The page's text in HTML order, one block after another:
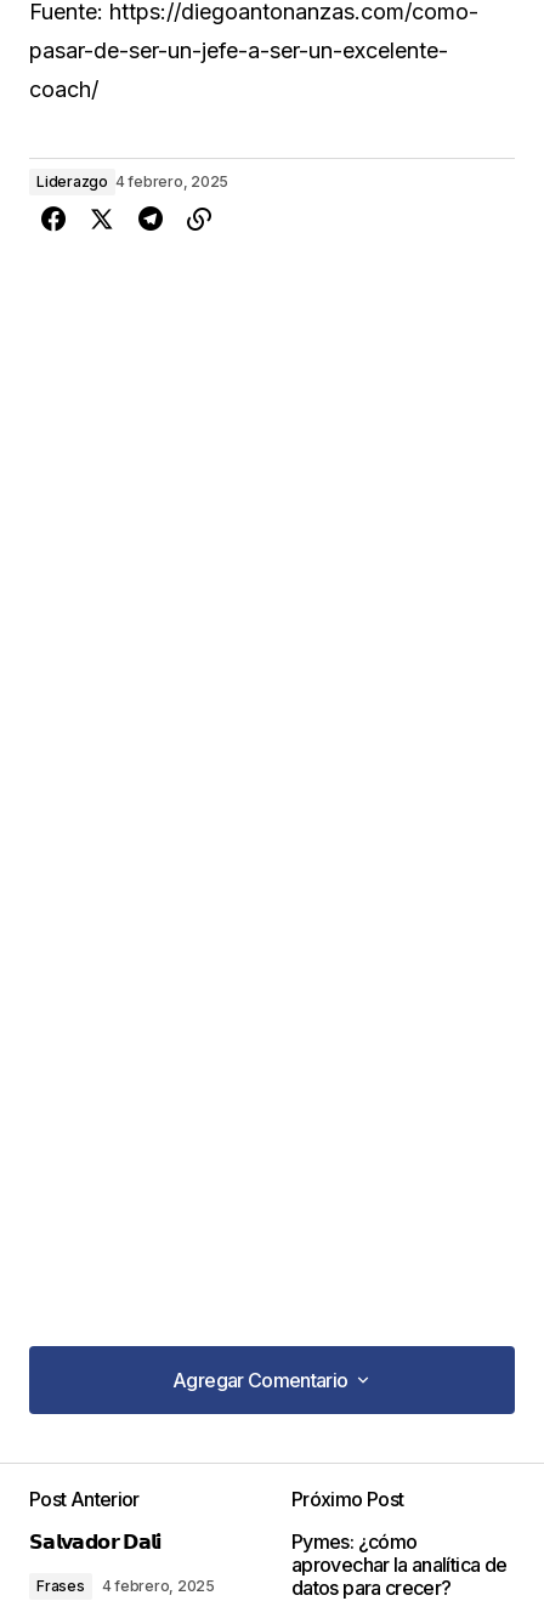
Fuente: https://diegoantonanzas.com/como-
pasar-de-ser-un-jefe-a-ser-un-excelente-
coach/
Liderazgo 4 febrero, 2025
Agregar Comentario
Agregar Comentario
publicada. Los campos obligatorios están
Post Anterior
𝗦𝗮𝗹𝘃𝗮𝗱𝗼𝗿 𝗗𝗮𝗹𝗶́
Frases 4 febrero, 2025
Próximo Post
Pymes: ¿cómo
aprovechar la analítica de
datos para crecer?